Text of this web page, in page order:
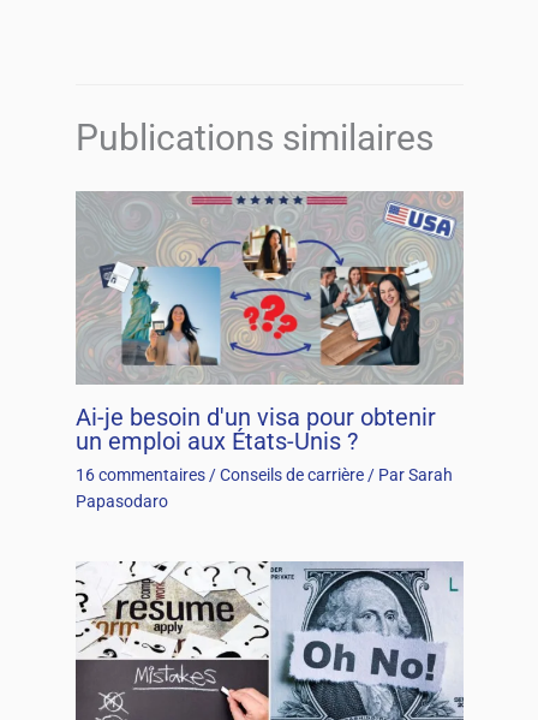
Publications similaires
Ai-je besoin d'un visa pour obtenir
un emploi aux États-Unis ?
16 commentaires /Conseils de carrière/ ParSarah
Papasodaro